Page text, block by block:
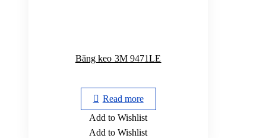
Băng keo 3M 9471LE
Read more
Add to Wishlist
Add to Wishlist